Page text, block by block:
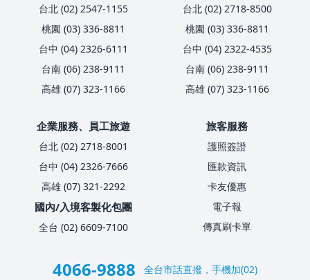
台北 (02) 2547-1155
桃園 (03) 336-8811
台中 (04) 2326-6111
台南 (06) 238-9111
高雄 (07) 323-1166
台北 (02) 2718-8500
桃園 (03) 336-8811
台中 (04) 2322-4535
台南 (06) 238-9111
高雄 (07) 323-1166
企業服務、員工旅遊
台北 (02) 2718-8001
台中 (04) 2326-7666
高雄 (07) 321-2292
國內/入境客製化包團
全台 (02) 6609-7100
旅客服務
護照簽證
匯款資訊
卡友優惠
電子報
傳真刷卡單
4066-9888 全台市話直撥，手機加(02)